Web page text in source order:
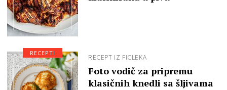
RECEPT IZ FICLEKA
Foto vodič za pripremu
klasičnih knedli sa šljivama
RECEPTI